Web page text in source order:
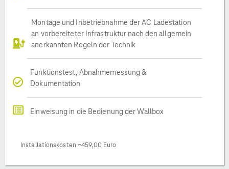
Montage und Inbetriebnahme der AC Ladestation
an vorbereiteter Infrastruktur nach den allgemein
anerkannten Regeln der Technik
Funktionstest, Abnahmemessung &
Dokumentation
Einweisung in die Bedienung der Wallbox
Installationskosten ~459,00 Euro